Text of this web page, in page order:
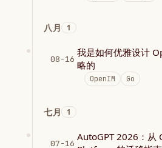
八月 1
08-16
我是如何优雅设计
略的
OpenIM Go
七月 1
07-16
AutoGPT 2026：从